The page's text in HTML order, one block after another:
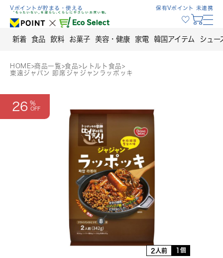
Skip
content
Vポイントが貯まる・使える 保有Vポイント 未連携
新着 食品 飲料 お菓子 美容・健康 家電 韓国アイテム シュー
HOME>商品一覧>食品> レトルト食品>
東遠ジャパン 即席ジャジャンラッポッキ
26
2人前 1個